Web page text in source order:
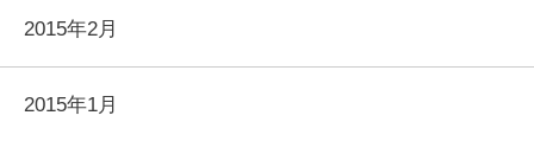
2015年2月
2015年1月